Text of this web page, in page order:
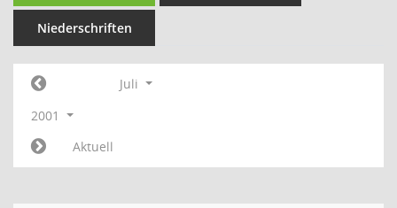
Niederschriften
Juli
2001
Aktuell